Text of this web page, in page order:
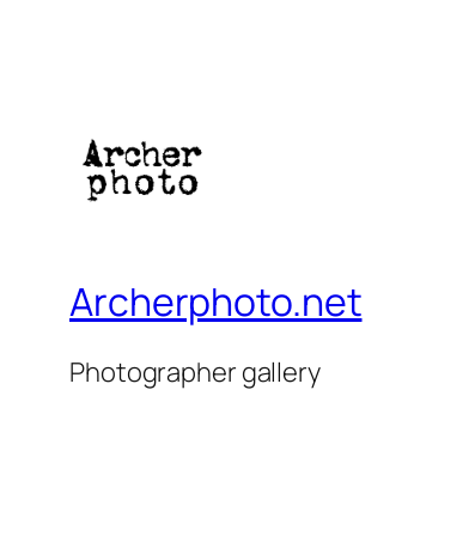
Archerphoto.net
Photographer gallery